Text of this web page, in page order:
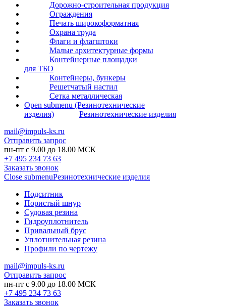
Дорожно-строительная продукция
Ограждения
Печать широкоформатная
Охрана труда
Флаги и флагштоки
Малые архитектурные формы
Контейнерные площадки
для ТБО
Контейнеры, бункеры
Решетчатый настил
Сетка металлическая
Open submenu (Резинотехнические
изделия)
Резинотехнические изделия
mail@impuls-ks.ru
Отправить запрос
пн-пт с 9.00 до 18.00 МСК
+7 495 234 73 63
Заказать звонок
Close submenuРезинотехнические изделия
Подситник
Пористый шнур
Судовая резина
Гидроуплотнитель
Привальный брус
Уплотнительная резина
Профили по чертежу
mail@impuls-ks.ru
Отправить запрос
пн-пт с 9.00 до 18.00 МСК
+7 495 234 73 63
Заказать звонок